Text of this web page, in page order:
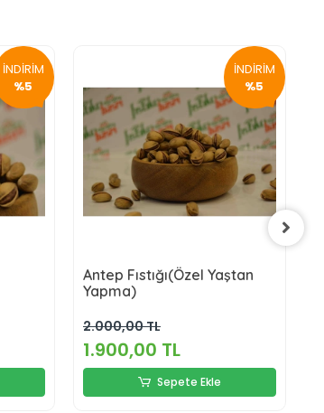
İNDİRİM
%5
İNDİRİM
%5
Antep Fıstığı(Özel Yaştan
Yapma)
2.000,00 TL
1.900,00 TL
Sepete Ekle